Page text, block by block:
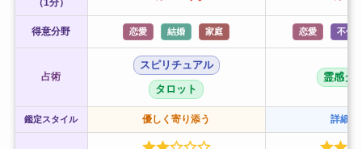
（1分）
得意分野 恋愛 結婚 家庭 恋愛 不倫
占術
スピリチュアル
タロット
霊感タ
鑑定スタイル 優しく寄り添う 詳細に